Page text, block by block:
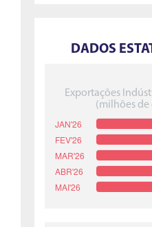
DADOS
Exportações
(milhões de